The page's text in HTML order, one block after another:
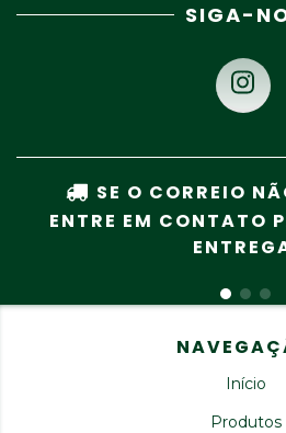
SIGA-
SE O CORREIO
ENTRE EM CONTATO
Início
Produtos